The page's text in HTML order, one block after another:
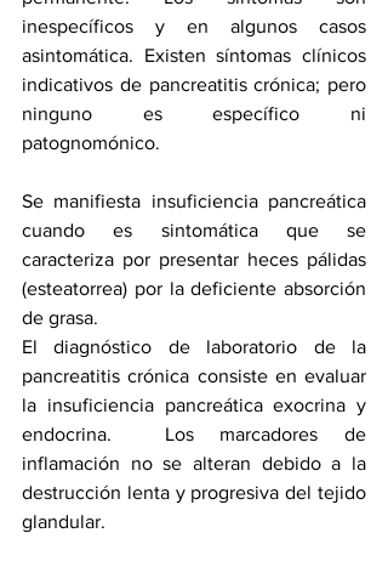
inespecíficos y en algunos casos
asintomática. Existen síntomas clínicos
indicativos de pancreatitis crónica; pero
ninguno es específico ni
patognomónico.
Se manifiesta insuficiencia pancreática
cuando es sintomática que se
caracteriza por presentar heces pálidas
(esteatorrea) por la deficiente absorción
de grasa.
El diagnóstico de laboratorio de la
pancreatitis crónica consiste en evaluar
la insuficiencia pancreática exocrina y
endocrina.  Los marcadores de
inflamación no se alteran debido a la
destrucción lenta y progresiva del tejido
glandular.